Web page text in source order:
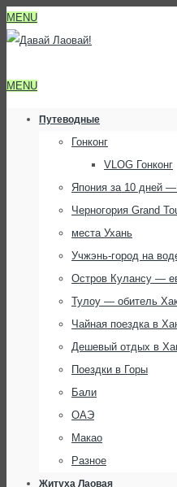
MENU
MENU
Путеводные
Гонконг
VLOG Гонконг
Япония за 10 дней
Черногория Grand
места Ухань
Учжэнь-город на
Остров Кулансу —
Тулоу — обитель
Чайная поездка в
Дешевый отдых в
Поездки в Горы
Бали
ОАЭ
Макао
Разное
Житуха Лаовая